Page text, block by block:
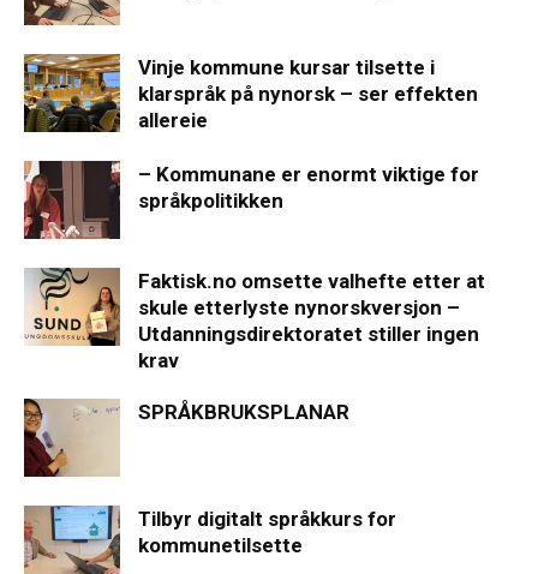
Vinje kommune kursar tilsette i
klarspråk på nynorsk – ser effekten
allereie
– Kommunane er enormt viktige for
språkpolitikken
Faktisk.no omsette valhefte etter at
skule etterlyste nynorskversjon –
Utdanningsdirektoratet stiller ingen
krav
SPRÅKBRUKSPLANAR
Tilbyr digitalt språkkurs for
kommunetilsette